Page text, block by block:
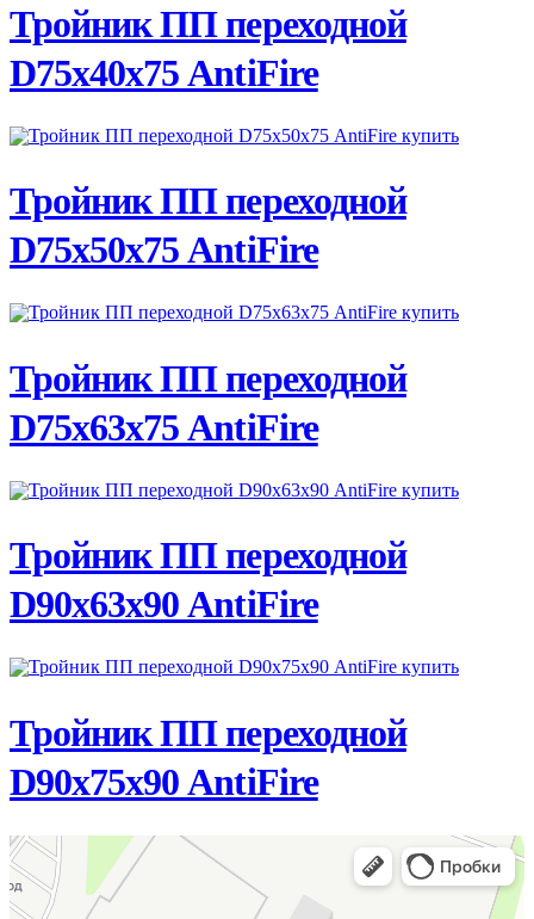
Тройник ПП переходной
D75х40х75 AntiFire
Тройник ПП переходной
D75х50х75 AntiFire
Тройник ПП переходной
D75х63х75 AntiFire
Тройник ПП переходной
D90х63х90 AntiFire
Тройник ПП переходной
D90х75х90 AntiFire